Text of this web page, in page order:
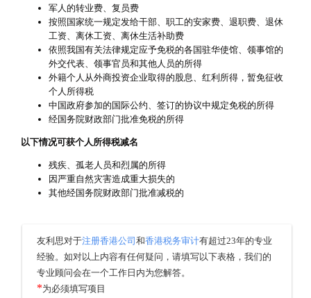
军人的转业费、复员费
按照国家统一规定发给干部、职工的安家费、退职费、退休
工资、离休工资、离休生活补助费
依照我国有关法律规定应予免税的各国驻华使馆、领事馆的
外交代表、领事官员和其他人员的所得
外籍个人从外商投资企业取得的股息、红利所得，暂免征收
个人所得税
中国政府参加的国际公约、签订的协议中规定免税的所得
经国务院财政部门批准免税的所得
以下情况可获个人所得税减名
残疾、孤老人员和烈属的所得
因严重自然灾害造成重大损失的
其他经国务院财政部门批准减税的
友利思对于注册香港公司和香港税务审计有超过23年的专业
经验。如对以上内容有任何疑问，请填写以下表格，我们的
专业顾问会在一个工作日内为您解答。
*为必须填写项目